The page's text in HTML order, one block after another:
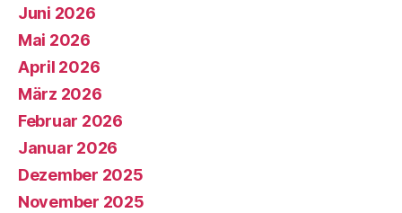
Juni 2026
Mai 2026
April 2026
März 2026
Februar 2026
Januar 2026
Dezember 2025
November 2025